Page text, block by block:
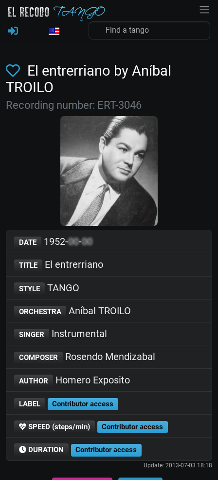
El entrerriano by Aníbal
TROILO
Recording number: ERT-3046
DATE 1952-00-00
TITLE El entrerriano
STYLE TANGO
ORCHESTRA Aníbal TROILO
SINGER Instrumental
COMPOSER Rosendo Mendizabal
AUTHOR Homero Exposito
LABEL Contributor access
SPEED (steps/min) Contributor access
DURATION Contributor access
Update: 2013-07-03 18:18